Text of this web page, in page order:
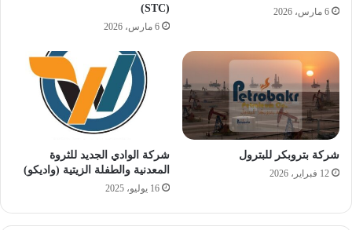
6 مارس، 2026
(STC)
6 مارس، 2026
شركة بتروبكر للبترول
12 فبراير، 2026
شركة الوادي الجديد للثروة
المعدنية والطفلة الزيتية (واديكو)
16 يوليو، 2025